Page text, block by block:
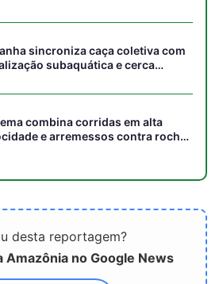
maiores na Amazônia
sincroniza caça coletiva com
subaquática e cerca
combina corridas em alta
e arremessos contra rochas
desta reportagem?
Amazônia no Google News